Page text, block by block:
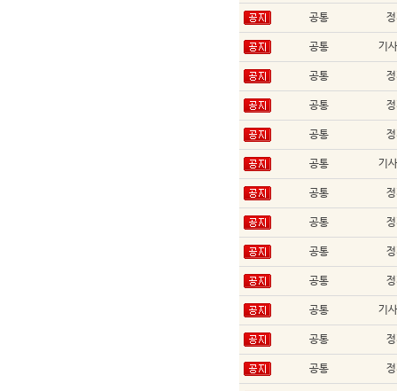
공통
공통 기
공통
공통
공통
공통 기
공통
공통
공통
공통
공통 기
공통
공통